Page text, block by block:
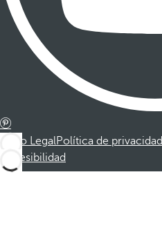
Aviso LegalPolítica de privacidad
Accesibilidad